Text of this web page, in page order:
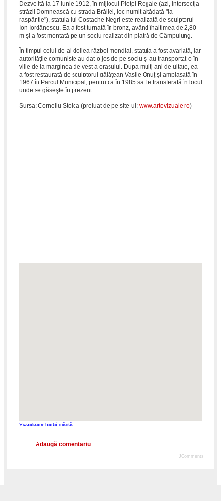
Dezvelită la 17 iunie 1912, în mijlocul Pieţei Regale (azi, intersecţia
străzii Domnească cu strada Brăilei, loc numit altădată "la
raspântie"), statuia lui Costache Negri este realizată de sculptorul
Ion Iordănescu. Ea a fost turnată în bronz, având înaltimea de 2,80
m şi a fost montată pe un soclu realizat din piatră de Câmpulung.
În timpul celui de-al doilea război mondial, statuia a fost avariată, iar
autorităţile comuniste au dat-o jos de pe soclu şi au transportat-o în
viile de la marginea de vest a oraşului. Dupa mulţi ani de uitare, ea
a fost restaurată de sculptorul gălăţean Vasile Onuţ şi amplasată în
1967 în Parcul Municipal, pentru ca în 1985 sa fie transferată în locul
unde se găseşte în prezent.
Sursa: Corneliu Stoica (preluat de pe site-ul: www.artevizuale.ro)
Vizualizare hartă mărită
Adaugă comentariu
JComments